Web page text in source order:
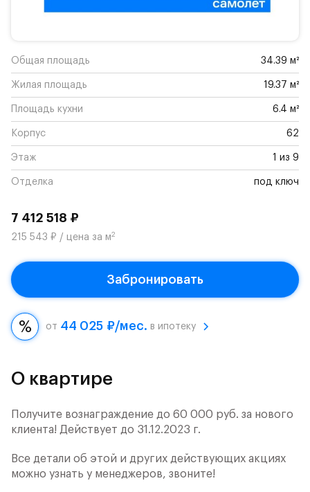
Общая площадь 34.39 м²
Жилая площадь 19.37 м²
Площадь кухни 6.4 м²
Корпус 62
Этаж 1 из 9
Отделка под ключ
7 412 518 ₽
215 543 ₽ / цена за м2
Забронировать
от 44 025 ₽/мес. в ипотеку
О квартире
Получите вознаграждение до 60 000 руб. за нового
клиента! Действует до 31.12.2023 г.
Все детали об этой и других действующих акциях
можно узнать у менеджеров, звоните!